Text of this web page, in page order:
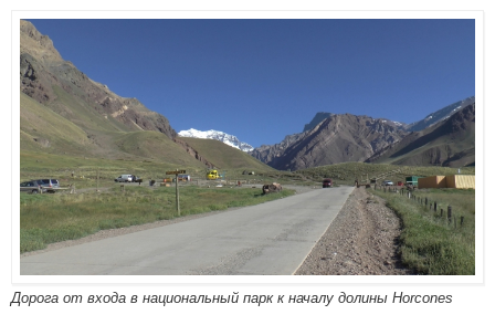
Дорога от входа в национальный парк к началу долины Horcones